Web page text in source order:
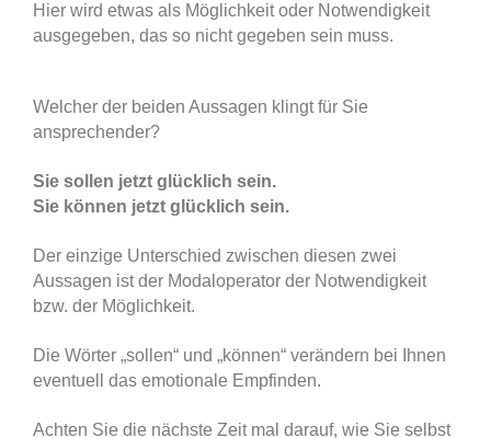
Hier wird etwas als Möglichkeit oder Notwendigkeit
ausgegeben, das so nicht gegeben sein muss.
Welcher der beiden Aussagen klingt für Sie
ansprechender?
Sie sollen jetzt glücklich sein.
Sie können jetzt glücklich sein.
Der einzige Unterschied zwischen diesen zwei
Aussagen ist der Modaloperator der Notwendigkeit
bzw. der Möglichkeit.
Die Wörter „sollen“ und „können“ verändern bei Ihnen
eventuell das emotionale Empfinden.
Achten Sie die nächste Zeit mal darauf, wie Sie selbst